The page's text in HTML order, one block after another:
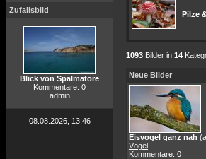
Zufallsbild
Blick von Spalmatore
Kommentare: 0
admin
08.08.2026, 13:46
Pilze
1093 Bilder in 14
Neue Bilder
Eisvogel ganz nah (
Vögel
Kommentare: 0